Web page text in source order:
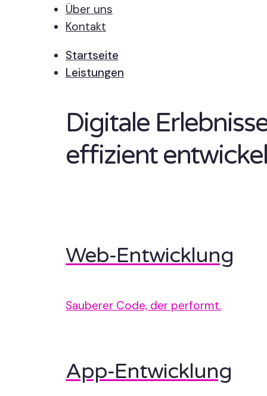
Über uns
Kontakt
Startseite
Leistungen
Digitale
effizient
Web-Entwicklung
Sauberer Code, der performt.
App-Entwicklung